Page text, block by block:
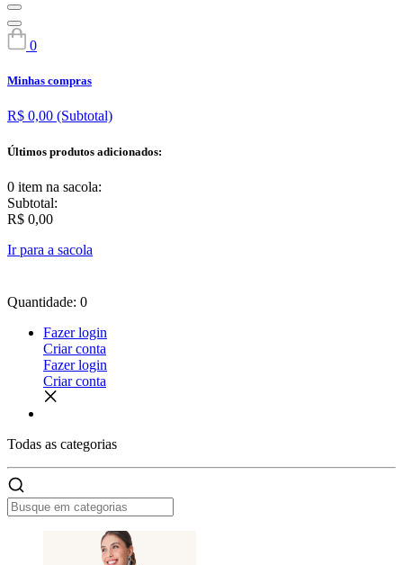
0
Minhas compras
R$ 0,00 (Subtotal)
Últimos produtos adicionados:
0 item na sacola:
Subtotal:
R$ 0,00
Ir para a sacola
Quantidade: 0
Fazer login
Criar conta
Fazer login
Criar conta
Todas as categorias